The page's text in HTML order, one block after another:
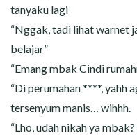
tanyaku lagi
“Nggak, tadi lihat warnet
belajar”
“Emang mbak Cindi
“Di perumahan ****, yahh
tersenyum manis… wihhh.
“Lho, udah nikah ya